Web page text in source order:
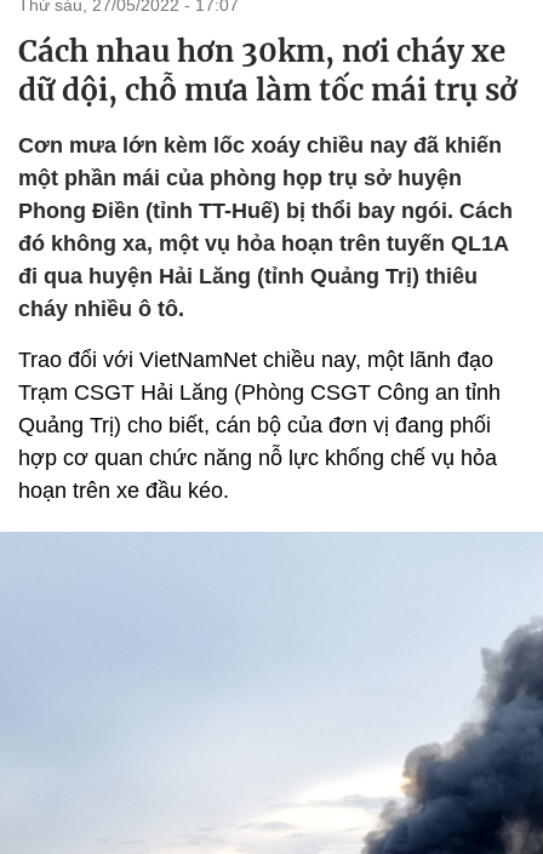
thứ sáu, 27/05/2022 - 17:07
Cách nhau hơn 30km, nơi cháy xe
dữ dội, chỗ mưa làm tốc mái trụ sở
Cơn mưa lớn kèm lốc xoáy chiều nay đã khiến
một phần mái của phòng họp trụ sở huyện
Phong Điền (tỉnh TT-Huế) bị thổi bay ngói. Cách
đó không xa, một vụ hỏa hoạn trên tuyến QL1A
đi qua huyện Hải Lăng (tỉnh Quảng Trị) thiêu
cháy nhiều ô tô.
Trao đổi với VietNamNet chiều nay, một lãnh đạo
Trạm CSGT Hải Lăng (Phòng CSGT Công an tỉnh
Quảng Trị) cho biết, cán bộ của đơn vị đang phối
hợp cơ quan chức năng nỗ lực khống chế vụ hỏa
hoạn trên xe đầu kéo.